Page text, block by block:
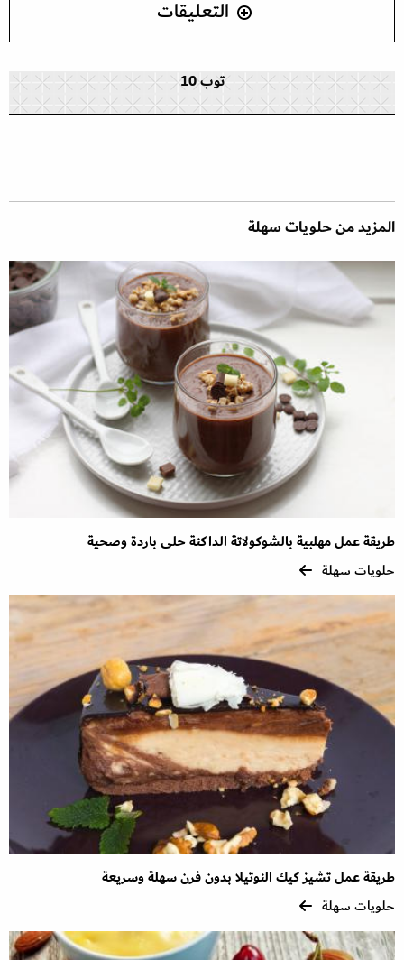
التعليقات
توب 10
المزيد من حلويات سهلة
طريقة عمل مهلبية بالشوكولاتة الداكنة حلى باردة وصحية
حلويات سهلة
طريقة عمل تشيز كيك النوتيلا بدون فرن سهلة وسريعة
حلويات سهلة